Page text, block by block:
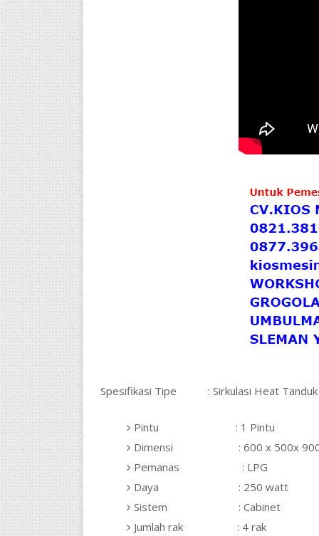
Spesifikasi Tipe : Sirkulasi Heat Tanduk
Pintu : 1 Pintu
Dimensi : 600 x 500x 900
Pemanas : LPG
Daya : 250 watt
Sistem : Cabinet
Jumlah rak : 4 rak